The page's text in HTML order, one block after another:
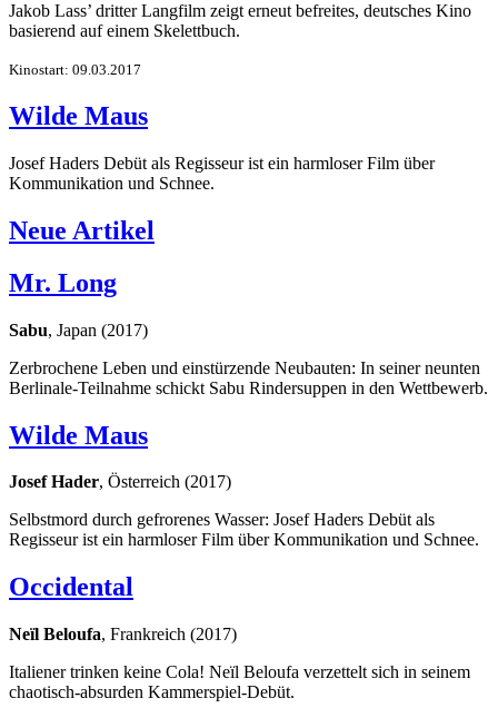
Jakob Lass’ dritter Langfilm zeigt erneut befreites, deutsches Kino
basierend auf einem Skelettbuch.
Kinostart: 09.03.2017
Wilde Maus
Josef Haders Debüt als Regisseur ist ein harmloser Film über
Kommunikation und Schnee.
Neue Artikel
Mr. Long
Sabu, Japan (2017)
Zerbrochene Leben und einstürzende Neubauten: In seiner neunten
Berlinale-Teilnahme schickt Sabu Rindersuppen in den Wettbewerb.
Wilde Maus
Josef Hader, Österreich (2017)
Selbstmord durch gefrorenes Wasser: Josef Haders Debüt als
Regisseur ist ein harmloser Film über Kommunikation und Schnee.
Occidental
Neïl Beloufa, Frankreich (2017)
Italiener trinken keine Cola! Neïl Beloufa verzettelt sich in seinem
chaotisch-absurden Kammerspiel-Debüt.